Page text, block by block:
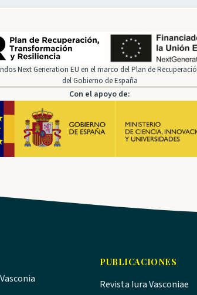
Next Generation EU en el marco del Plan de
del Gobierno de España
Con el apoyo de:
PUBLICACIONES
Revista Iura Vasconiae